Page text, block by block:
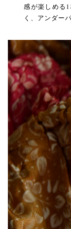
感が楽しめる
く、アンダー